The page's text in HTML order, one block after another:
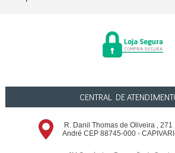
CENTRAL DE
R. Danil Thomas de Oliveira ,
André CEP 88745-000 -